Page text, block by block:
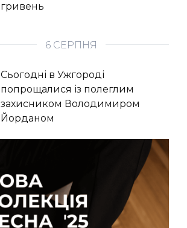
гривень
6 СЕРПНЯ
Сьогодні в Ужгороді
попрощалися із полеглим
захисником Володимиром
Йорданом